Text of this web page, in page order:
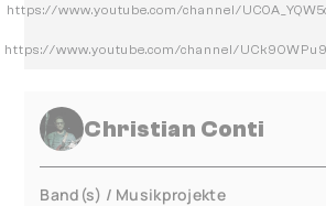
https://www.youtube.com/channel/
https://www.youtube.com/channel/
Christian Conti
Band(s) / Musikprojekte